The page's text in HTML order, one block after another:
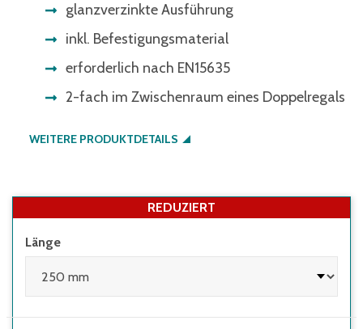
glanzverzinkte Ausführung
inkl. Befestigungsmaterial
erforderlich nach EN15635
2-fach im Zwischenraum eines Doppelregals
WEITERE PRODUKTDETAILS
REDUZIERT
Länge